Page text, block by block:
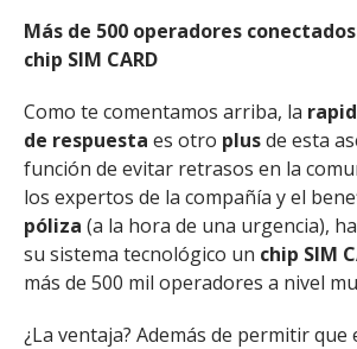
Más de 500 operadores
chip SIM CARD
Como te comentamos arriba, la
de respuesta es otro plusde esta
función de evitar retrasos en la
los expertos de la compañía y el
póliza (a la hora de una urgencia),
su sistema tecnológico un chip SIM
más de 500 mil operadores a nivel
¿La ventaja? Además de permitir que